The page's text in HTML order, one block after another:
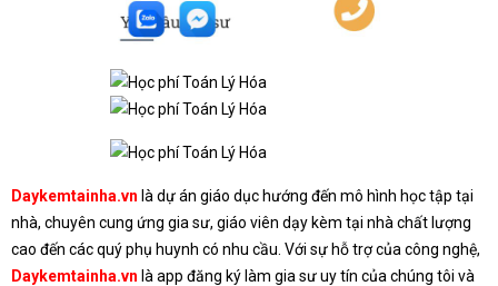
Daykemtainha.vn là dự án giáo dục hướng đến mô hình học tập tại
nhà, chuyên cung ứng gia sư, giáo viên dạy kèm tại nhà chất lượng
cao đến các quý phụ huynh có nhu cầu. Với sự hỗ trợ của công nghệ,
Daykemtainha.vn là app đăng ký làm gia sư uy tín của chúng tôi và